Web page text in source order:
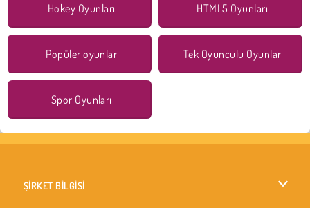
Hokey Oyunları HTML5 Oyunları
Popüler oyunlar Tek Oyunculu Oyunlar
Spor Oyunları
ŞİRKET BİLGİSİ